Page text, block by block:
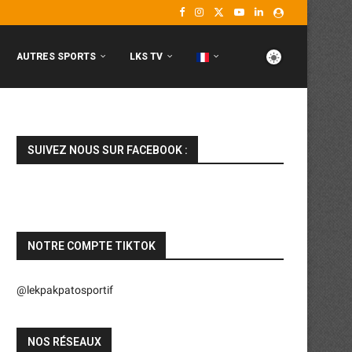
AUTRES SPORTS LKS TV
SUIVEZ NOUS SUR FACEBOOK :
NOTRE COMPTE TIKTOK
@lekpakpatosportif
NOS RÉSEAUX